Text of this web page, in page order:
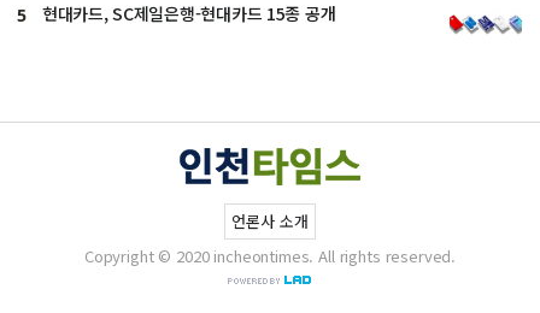
5 현대카드, SC제일은행-현대카드 15종 공개
언론사 소개
Copyright © 2020 incheontimes. All rights reserved.